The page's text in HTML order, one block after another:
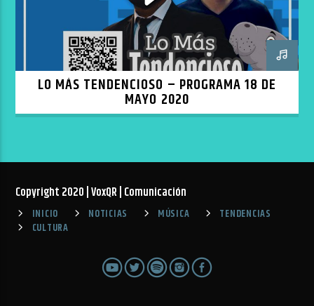
LO MÁS TENDENCIOSO – PROGRAMA 18 DE
MAYO 2020
Copyright 2020 | VoxQR | Comunicación
INICIO NOTICIAS MÚSICA
TENDENCIAS
CULTURA